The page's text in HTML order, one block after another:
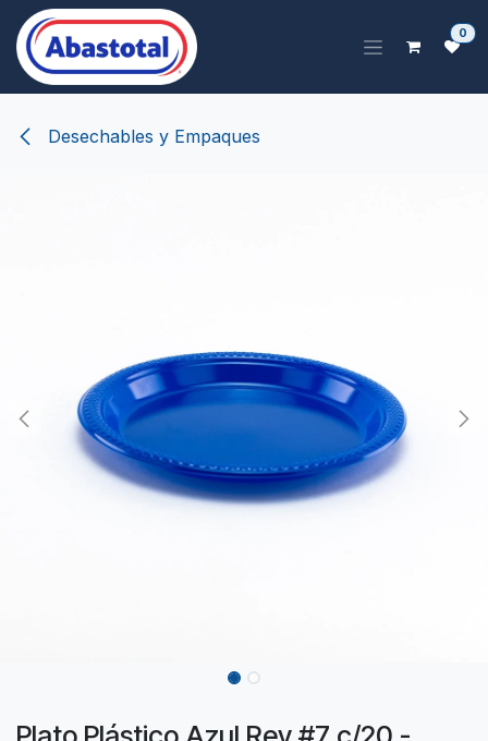
Ir al contenido
0
Desechables y Empaques